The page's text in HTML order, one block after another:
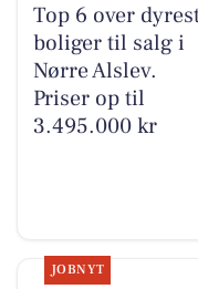
Top 6 over
boliger til salg i
Nørre Alslev.
Priser op til
3.495.000 kr
JOBNYT